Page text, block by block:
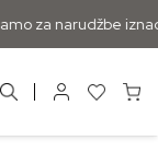
za narudžbe iznad